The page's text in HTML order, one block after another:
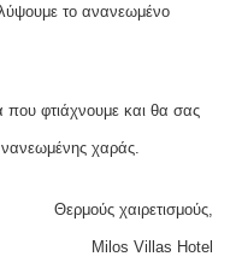
θέα στο Αιγαίο από τις
το ανανεωμένο
που φτιάχνουμε και θα σας
χαράς.
Θερμούς χαιρετισμούς,
Milos Villas Hotel